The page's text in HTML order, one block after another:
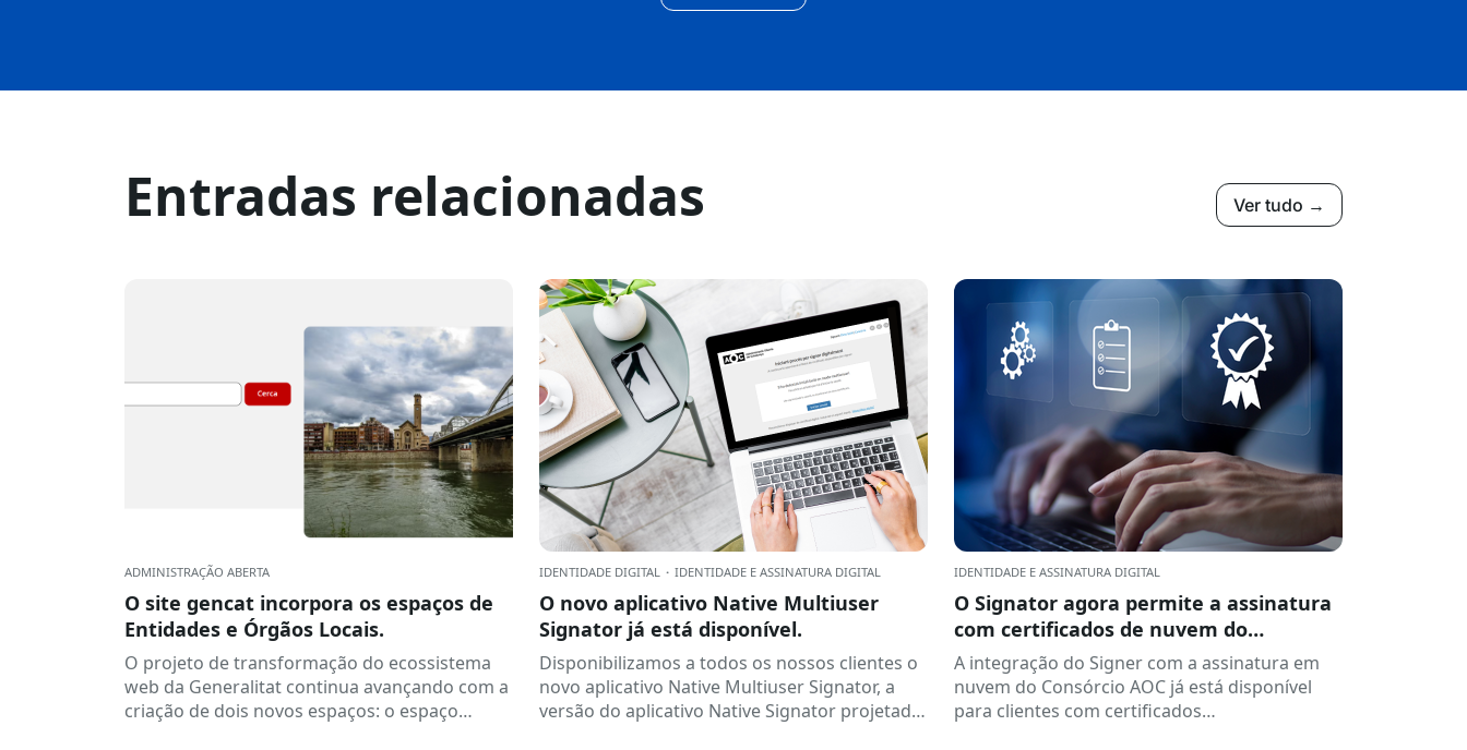
Entradas relacionadas Ver tudo →
ADMINISTRAÇÃO ABERTA
O site gencat incorpora os espaços de
Entidades e Órgãos Locais.
O projeto de transformação do ecossistema
web da Generalitat continua avançando com a
criação de dois novos espaços: o espaço
IDENTIDADE DIGITAL · IDENTIDADE E ASSINATURA DIGITAL
O novo aplicativo Native Multiuser
Signator já está disponível.
Disponibilizamos a todos os nossos clientes o
novo aplicativo Native Multiuser Signator, a
versão do aplicativo Native Signator projetada
IDENTIDADE E ASSINATURA DIGITAL
O Signator agora permite a assinatura
com certificados de nuvem do
Consórcio AOC.
A integração do Signer com a assinatura em
nuvem do Consórcio AOC já está disponível
para clientes com certificados